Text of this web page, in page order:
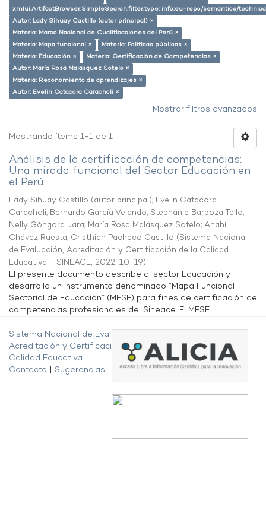
xmlui.ArtifactBrowser.SimpleSearch.filter.type: info:eu-repo/semantics/
Autor: Lady Sihuay Castillo (autor principal) ×
Materia: Marco Nacional de Cualificaciones del Perú ×
Materia: Mapa funcional ×
Materia: Políticas públicas ×
Materia: Educación ×
Materia: Certificación de Competencias ×
Autor: María Rosa Malásquez Sotelo ×
Materia: Reconomiento de aprendizajes ×
Autor: Evelin Catacora Caracholi ×
Mostrar filtros avanzados
Mostrando ítems 1-1 de 1
Análisis de la certificación de competencias:
Una mirada funcional del Sector Educación en
el Perú
Lady Sihuay Castillo (autor principal); Evelin Catacora
Caracholi; Bernardo García Velando; Stephanie Barboza Tello;
Nelly Góngora Jara; María Rosa Malásquez Sotelo; Anahí
Chávez Ruesta; Cristhian Pacheco Castillo (Sistema Nacional
de Evaluación, Acreditación y Certificación de la Calidad
Educativa - SINEACE, 2022-10-19)
El presente documento describe al sector Educación y
desarrolla un instrumento denominado “Mapa Funcional
Sectorial de Educación” (MFSE) para fines de certificación de
competencias profesionales del Sineace. El MFSE ...
Sistema Nacional de Evaluación,
Acreditación y Certificación de la
Calidad Educativa
Contacto
Sugerencias